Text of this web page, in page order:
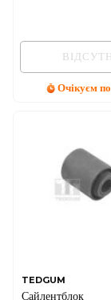
Очікуєм
TEDGUM
Сайлентблок